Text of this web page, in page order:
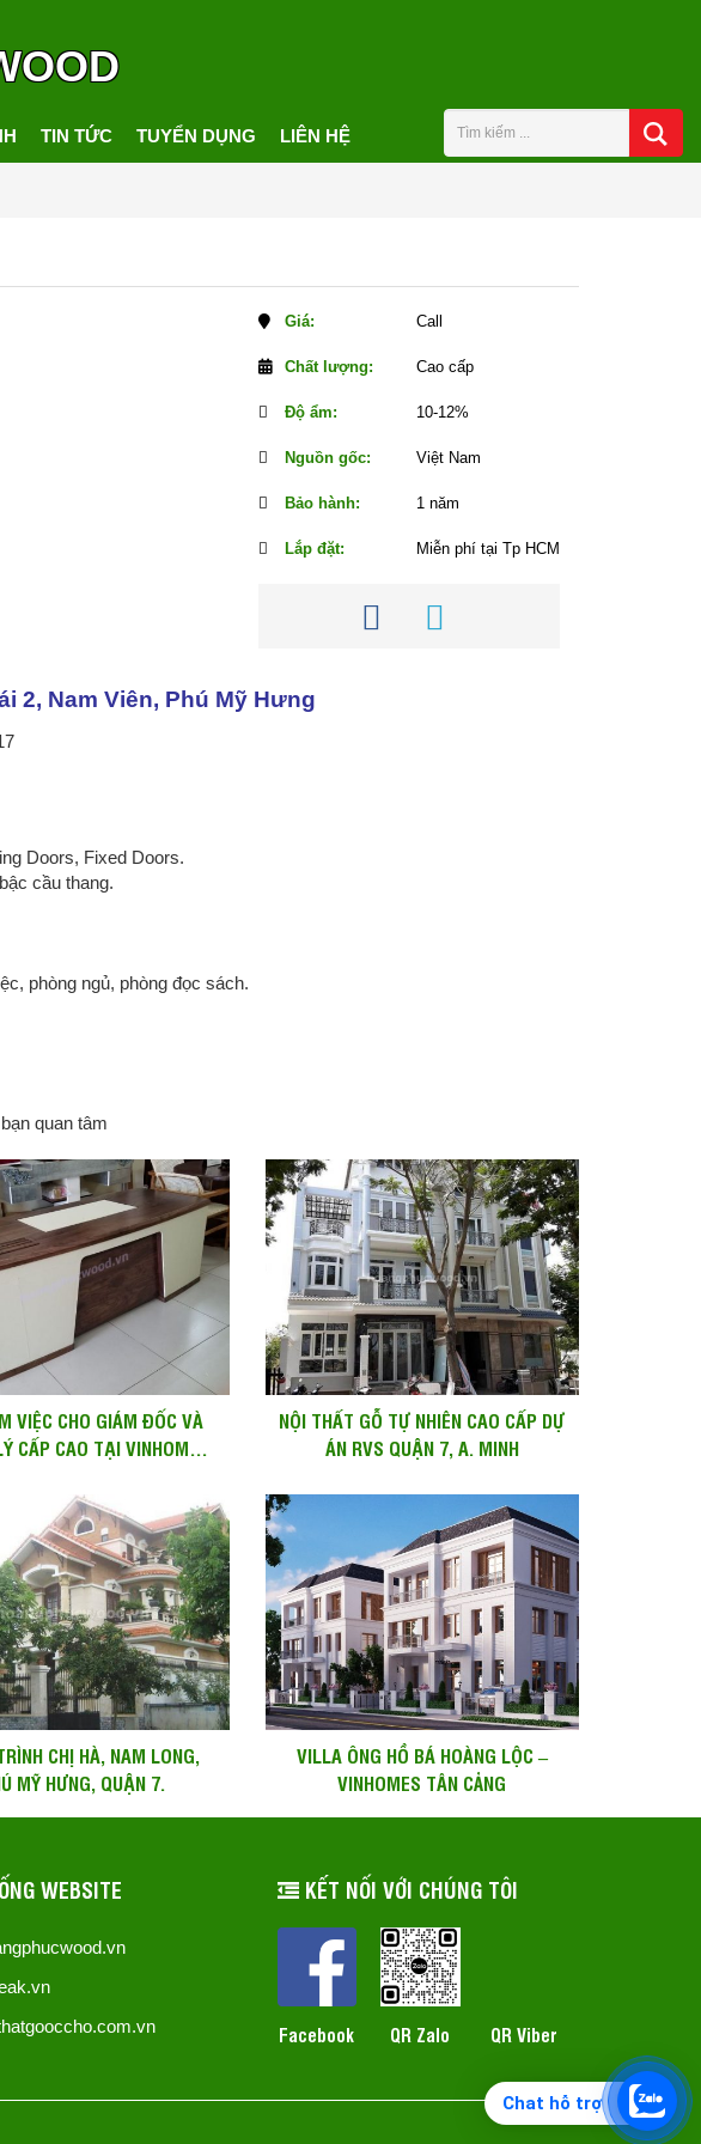
TIN TỨC TUYỂN DỤNG LIÊN HỆ
Giá: Call
Chất lượng: Cao cấp
Độ ẩm: 10-12%
Nguồn gốc: Việt Nam
Bảo hành: 1 năm
Lắp đặt: Miễn phí tại Tp HCM
2, Nam Viên, Phú Mỹ Hưng
Doors, Fixed Doors.
cầu thang.
phòng ngủ, phòng đọc sách.
quan tâm
VIỆC CHO GIÁM ĐỐC VÀ
CẤP CAO TẠI VINHOME
NỘI THẤT GỖ TỰ NHIÊN CAO CẤP DỰ
ÁN RVS QUẬN 7, A. MINH
CHỊ HÀ, NAM LONG,
MỸ HƯNG, QUẬN 7.
VILLA ÔNG HỒ BÁ HOÀNG LỘC –
VINHOMES TÂN CẢNG
WEBSITE KẾT NỐI VỚI CHÚNG TÔI
Facebook QR Zalo QR Viber
Chat hỗ trợ